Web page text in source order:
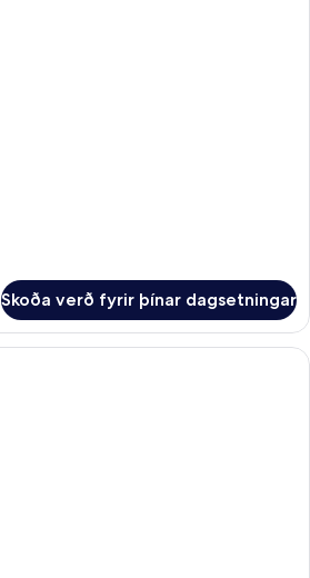
Skoða verð fyrir þínar dagsetningar